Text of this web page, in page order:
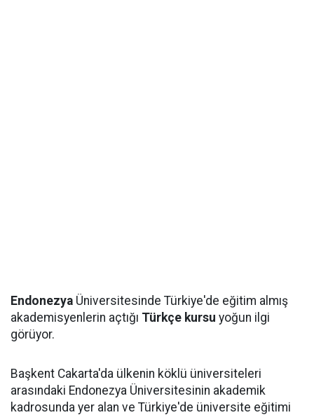
Endonezya Üniversitesinde Türkiye'de eğitim almış
akademisyenlerin açtığı Türkçe kursu yoğun ilgi
görüyor.
Başkent Cakarta'da ülkenin köklü üniversiteleri
arasındaki Endonezya Üniversitesinin akademik
kadrosunda yer alan ve Türkiye'de üniversite eğitimi